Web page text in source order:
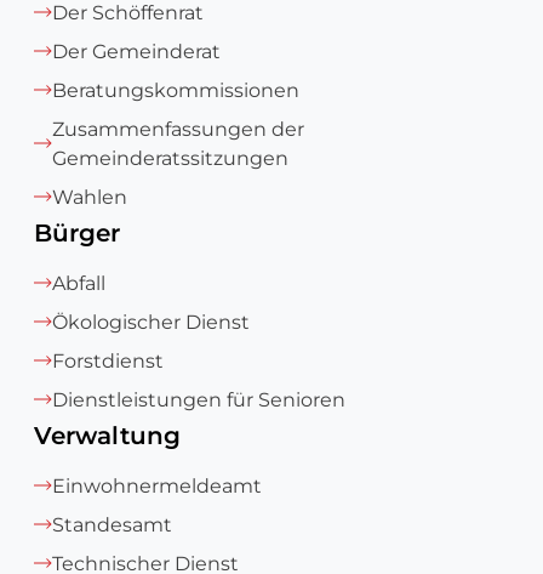
Der Schöffenrat
Der Gemeinderat
Beratungskommissionen
Zusammenfassungen der
Gemeinderatssitzungen
Wahlen
Bürger
Abfall
Ökologischer Dienst
Forstdienst
Dienstleistungen für Senioren
Verwaltung
Einwohnermeldeamt
Standesamt
Technischer Dienst